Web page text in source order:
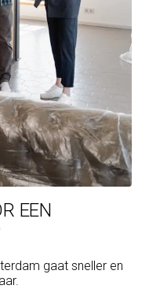
EEN
gaat sneller en